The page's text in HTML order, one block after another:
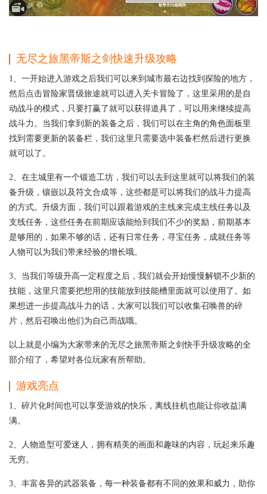
无尽之旅黑帝斯之剑快速升级攻略
1、一开始进入游戏之后我们可以来到城市最右边找到探险的地方，
然后点击冒险家晋级旅途就可以进入关卡冒险了，这里采用的是自
动战斗的模式，只要打赢了就可以获得道具了，可以用来继续提高
战斗力。当我们拿到新的装备之后，我们可以在主角的角色面板里
找到需要更新的装备栏，我们这里只需要选中装备栏然后进行更换
就可以了。
2、在主城里有一个锻造工坊，我们可以去到这里就可以将我们的装
备升级，镶嵌以及符文合成等，这些都是可以将我们的战斗力提高
的方式。升级方面，我们可以跟着游戏的主线来完成主线任务以及
支线任务，这些任务在前期应该能给到我们不少的奖励，前期基本
是够用的，如果不够的话，还有日常任务，寻宝任务，成就任务等
人物可以为我们带来经验的增长哦。
3、当我们等级升高一定程度之后，我们就会开始慢慢解锁不少新的
技能，这里只需要把想用的技能放到技能槽里面就可以使用了。如
果想进一步提高战斗力的话，大家可以我们可以收集召唤兽的碎
片，然后召唤出他们为自己而战哦。
以上就是小编为大家带来的无尽之旅黑帝斯之剑快手升级攻略的全
部介绍了，希望对各位玩家有所帮助。
游戏亮点
1、碎片化时间也可以享受游戏的快乐，离线挂机也能让你收益满
满。
2、人物造型可爱迷人，拥有精美的画面和趣味的内容，玩起来乐趣
无穷。
3、丰富各异的武器装备，每一种装备都有不同的效果和威力，助你